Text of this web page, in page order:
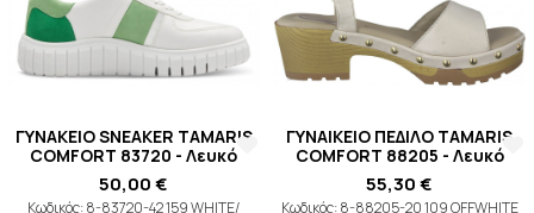
ΓΥΝΑΚΕΙΟ SNEAKER TAMARIS
COMFORT 83720 - Λευκό
50,00 €
Κωδικός: 8-83720-42 159 WHITE/
ΓΥΝΑΙΚΕΙΟ ΠΕΔΙΛΟ TAMARIS
COMFORT 88205 - Λευκό
55,30 €
Κωδικός: 8-88205-20 109 OFFWHITE